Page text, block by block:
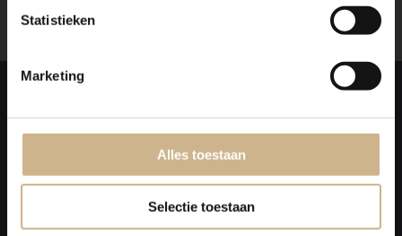
Statistieken
Marketing
Alles toestaan
Selectie toestaan
OVER ONS
ALGEMENE VOORWAARDEN
WERKWIJZE MAATWERK MEUBELS
LEVERTIJDEN & TRANSPORT